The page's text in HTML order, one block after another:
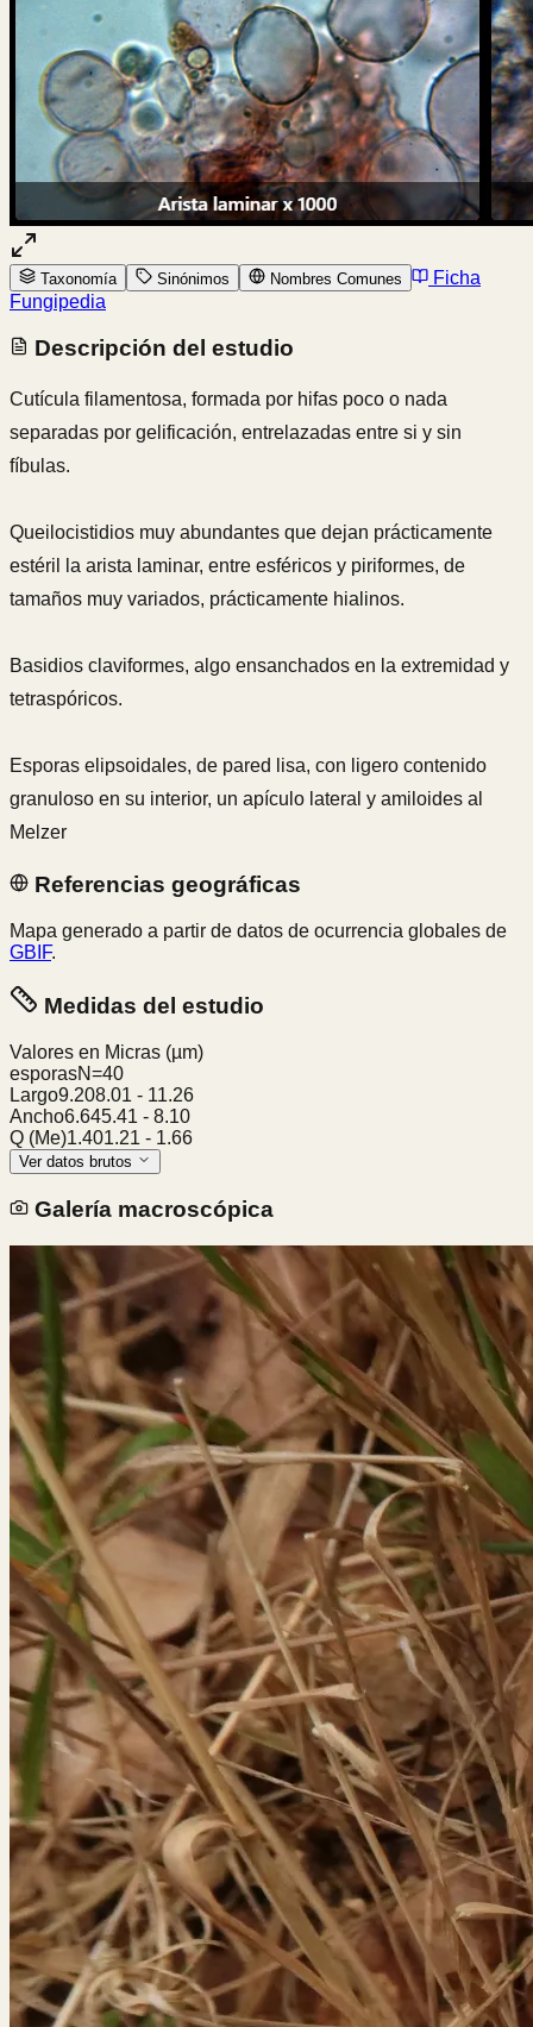
Taxonomía Sinónimos Nombres Comunes
Ficha
Fungipedia
Descripción del estudio
Cutícula filamentosa, formada por hifas poco o nada
separadas por gelificación, entrelazadas entre si y sin
fíbulas.
Queilocistidios muy abundantes que dejan prácticamente
estéril la arista laminar, entre esféricos y piriformes, de
tamaños muy variados, prácticamente hialinos.
Basidios claviformes, algo ensanchados en la extremidad y
tetraspóricos.
Esporas elipsoidales, de pared lisa, con ligero contenido
granuloso en su interior, un apículo lateral y amiloides al
Melzer
Referencias geográficas
Mapa generado a partir de datos de ocurrencia globales de
GBIF.
Medidas del estudio
Valores en Micras (µm)
esporasN=40
Largo9.208.01 - 11.26
Ancho6.645.41 - 8.10
Q (Me)1.401.21 - 1.66
Ver datos brutos
Galería macroscópica